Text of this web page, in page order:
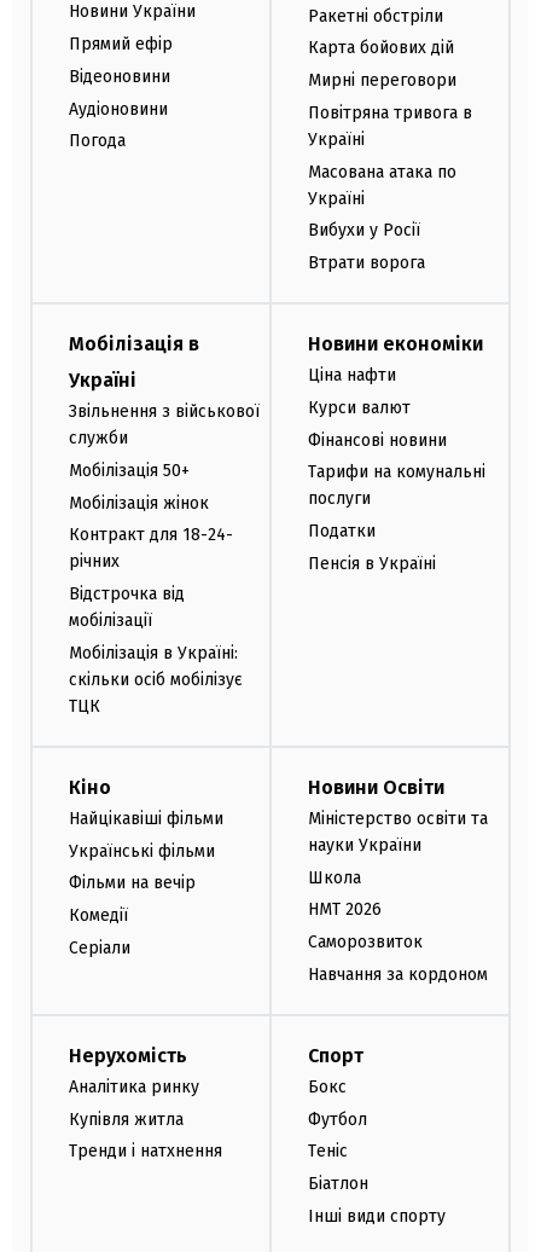
Новини України
Прямий ефір
Відеоновини
Аудіоновини
Погода
Ракетні обстріли
Карта бойових дій
Мирні переговори
Повітряна тривога в
Україні
Масована атака по
Україні
Вибухи у Росії
Втрати ворога
Мобілізація в
Україні
Звільнення з військової
служби
Мобілізація 50+
Мобілізація жінок
Контракт для 18-24-
річних
Відстрочка від
мобілізації
Мобілізація в Україні:
скільки осіб мобілізує
ТЦК
Новини економіки
Ціна нафти
Курси валют
Фінансові новини
Тарифи на комунальні
послуги
Податки
Пенсія в Україні
Кіно
Найцікавіші фільми
Українські фільми
Фільми на вечір
Комедії
Серіали
Новини Освіти
Міністерство освіти та
науки України
Школа
НМТ 2026
Саморозвиток
Навчання за кордоном
Нерухомість
Аналітика ринку
Купівля житла
Тренди і натхнення
Спорт
Бокс
Футбол
Теніс
Біатлон
Інші види спорту